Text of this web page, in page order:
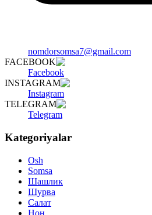
nomdorsomsa7@gmail.com
FACEBOOK
Facebook
INSTAGRAM
Instagram
TELEGRAM
Telegram
Kategoriyalar
Osh
Somsa
Шашлик
Шурва
Салат
Нон